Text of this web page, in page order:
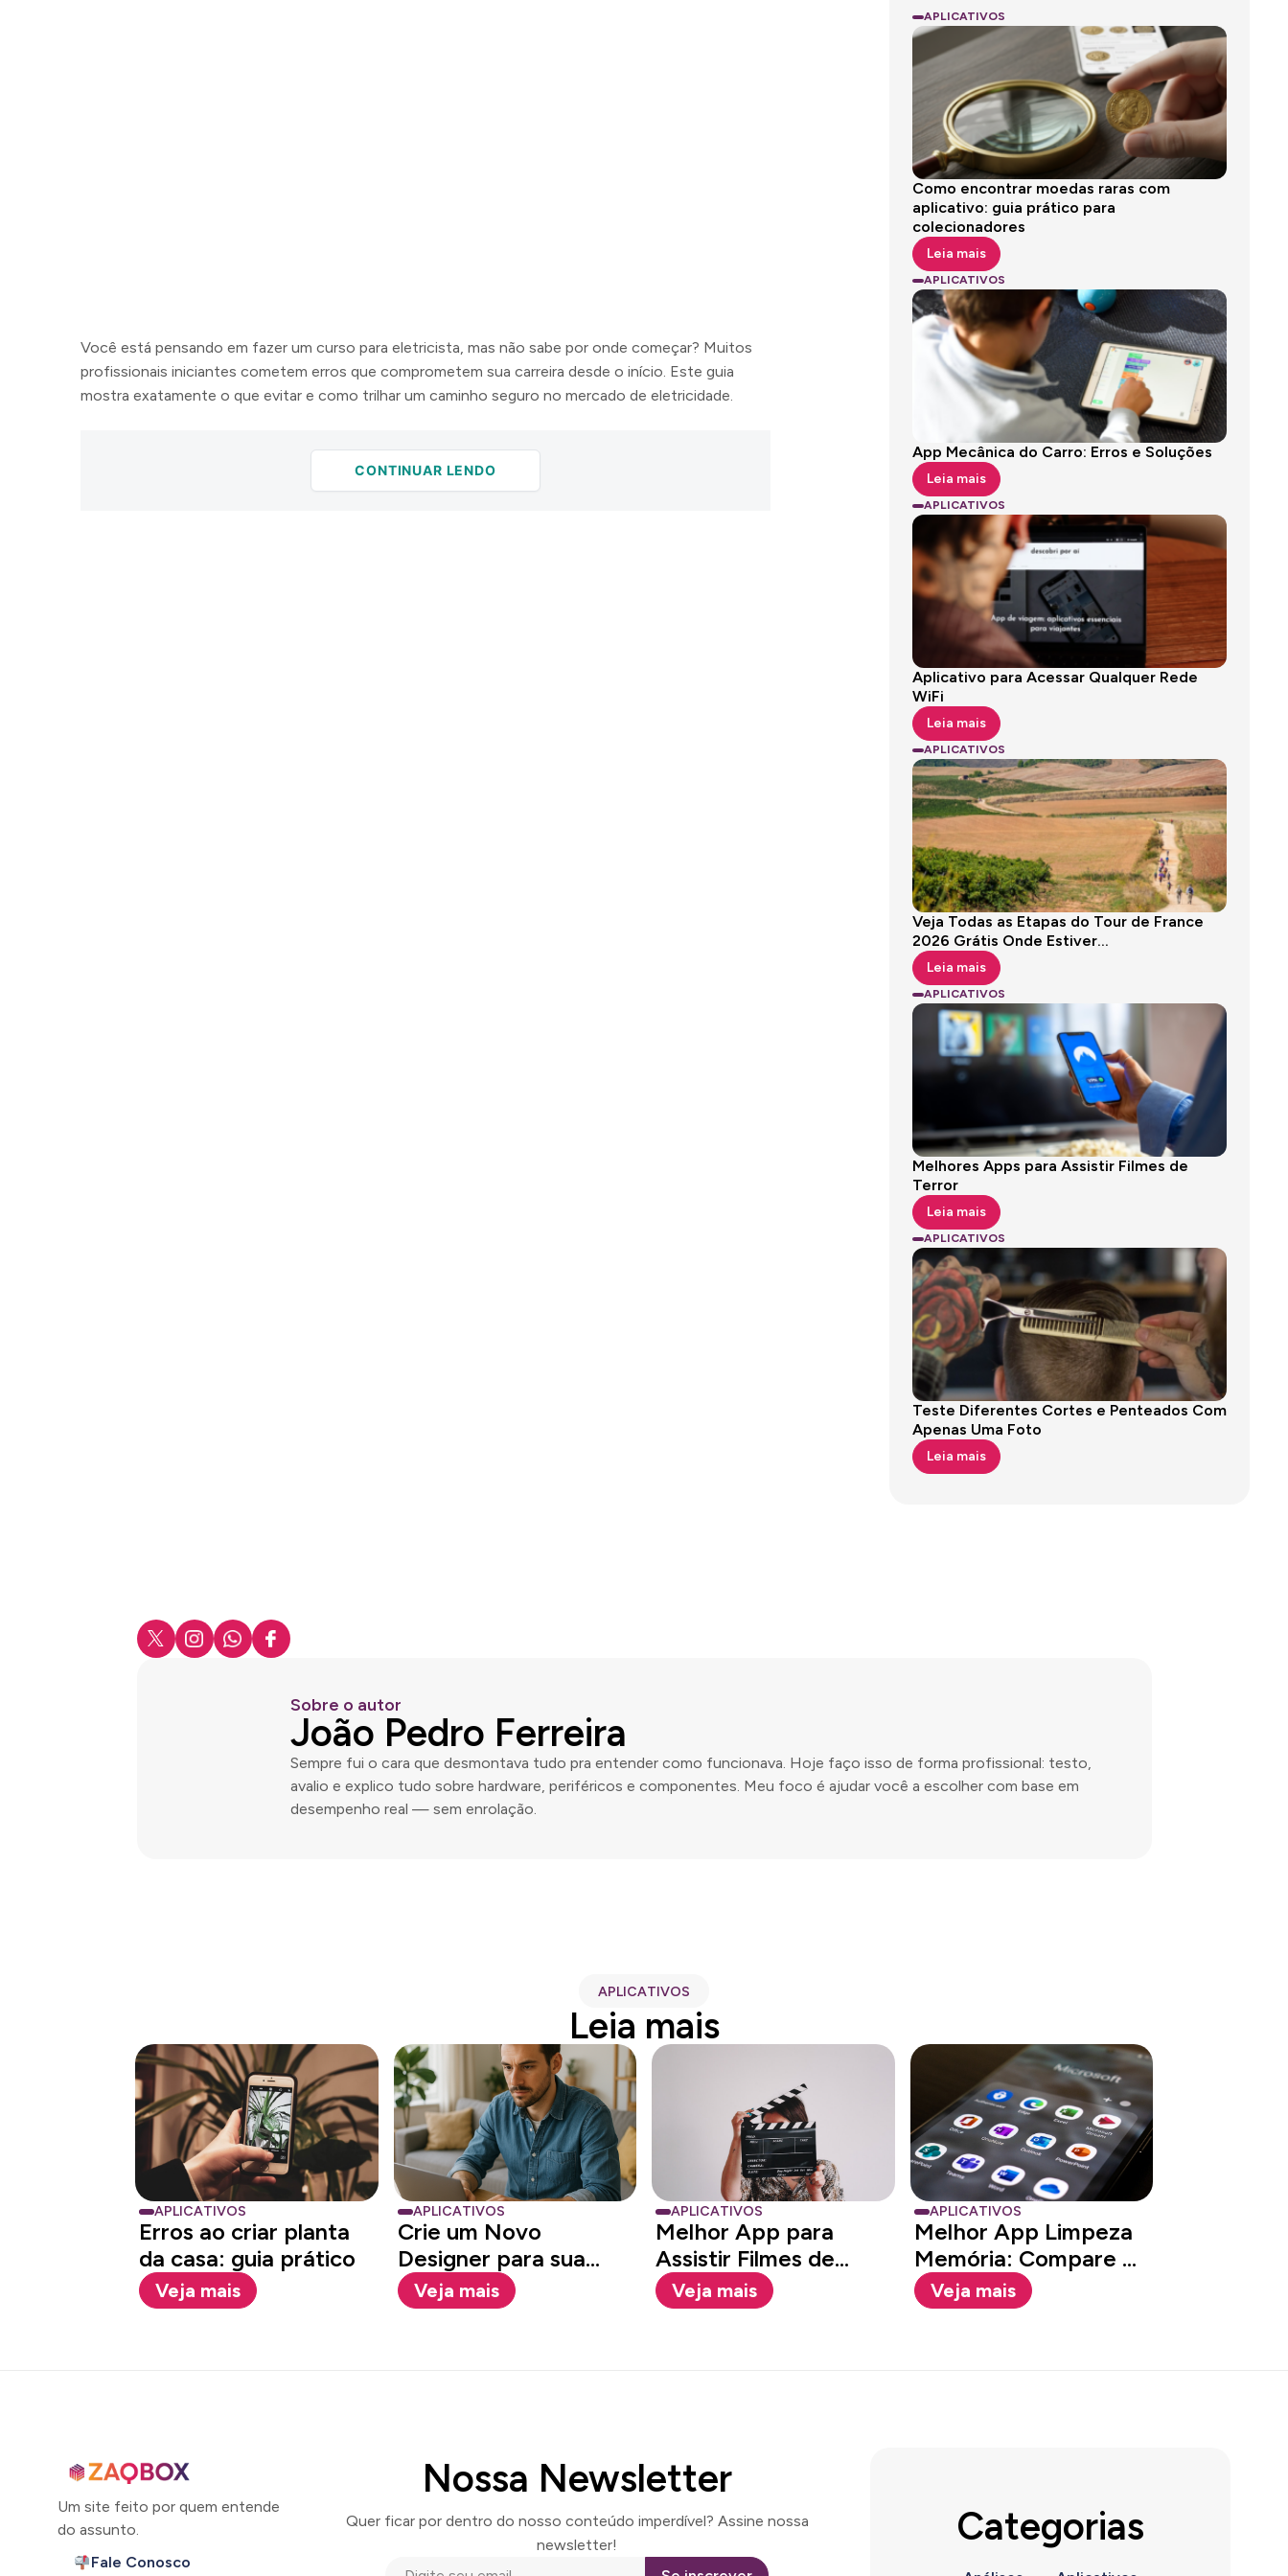
Você está pensando em fazer um curso para eletricista, mas não sabe por onde começar? Muitos
profissionais iniciantes cometem erros que comprometem sua carreira desde o início. Este guia
mostra exatamente o que evitar e como trilhar um caminho seguro no mercado de eletricidade.
CONTINUAR LENDO
APLICATIVOS
Como encontrar moedas raras com
aplicativo: guia prático para
colecionadores
Leia mais
APLICATIVOS
App Mecânica do Carro: Erros e Soluções
Leia mais
APLICATIVOS
Aplicativo para Acessar Qualquer Rede
WiFi
Leia mais
APLICATIVOS
Veja Todas as Etapas do Tour de France
2026 Grátis Onde Estiver...
Leia mais
APLICATIVOS
Melhores Apps para Assistir Filmes de
Terror
Leia mais
APLICATIVOS
Teste Diferentes Cortes e Penteados Com
Apenas Uma Foto
Leia mais
Sobre o autor
João Pedro Ferreira
Sempre fui o cara que desmontava tudo pra entender como funcionava. Hoje faço isso de forma profissional: testo,
avalio e explico tudo sobre hardware, periféricos e componentes. Meu foco é ajudar você a escolher com base em
desempenho real — sem enrolação.
APLICATIVOS
Leia mais
APLICATIVOS
Erros ao criar planta
da casa: guia prático
Veja mais
APLICATIVOS
Crie um Novo
Designer para sua
Casa usando IA
Veja mais
APLICATIVOS
Melhor App para
Assistir Filmes de
Terror
Veja mais
APLICATIVOS
Melhor App Limpeza
Memória: Compare e
Escolha
Veja mais
Um site feito por quem entende
do assunto.
Fale Conosco
Nossa Newsletter
Quer ficar por dentro do nosso conteúdo imperdível? Assine nossa
newsletter!
Categorias